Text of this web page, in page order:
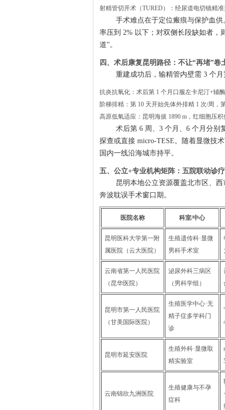
射精管切开术（TURED）：经尿道电切镜精
手术难点在于定位瘢痕与保护血
率压到 2% 以下；对双侧长段缺如者，
道”。
四、术后康复昆明路径：不让“再堵”卷
重建成功后，输精管内壁需 3 个
抗炎抗氧化：术后第 1 个月口服左卡尼汀+辅
阶梯排精：第 10 天开始先体外排精 1 次/周，
高原低氧适应：昆明海拔 1890 m，红细胞压
术后第 6 周、3 个月、6 个月分别
探查或直接 micro-TESE。随着显微技
国内一线沿海城市持平。
五、公立+专业机构矩阵：五院联动诊
昆明本地公立资源覆盖北市区、
奔波耽误手术窗口期。
医院名称 科室/中心
昆明医科大学第一附
属医院（云大医院）
生殖遗传科·显微
男科手术室
云南省第一人民医院
（昆华医院）
泌尿外科三病区
（男科学组）
昆明市第一人民医院
（甘美国际医院）
生殖医学中心·无
精子症多学科门
诊
昆明市延安医院
生殖外科·显微取
精实验室
云南锦欣九洲医院
生殖健康与不孕
症科